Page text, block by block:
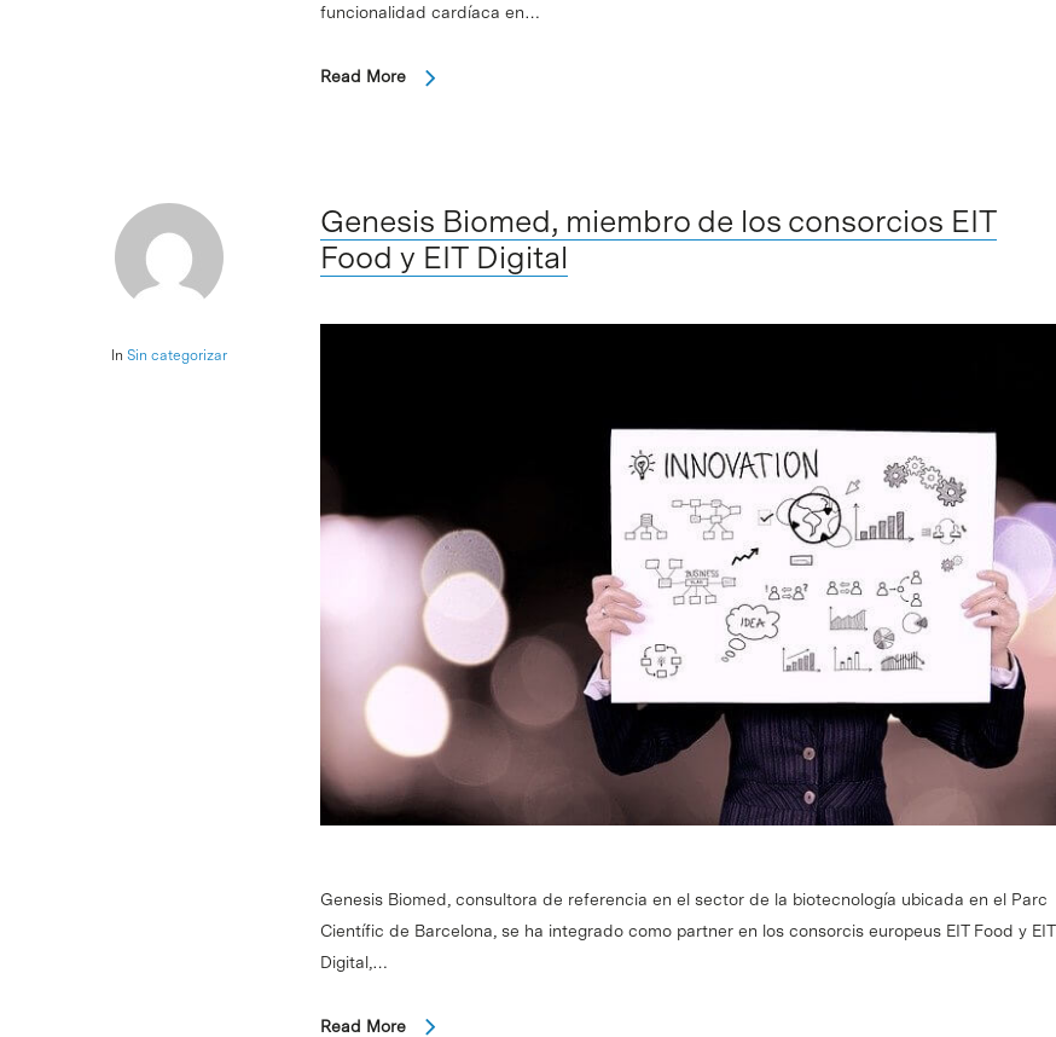
funcionalidad cardíaca en…
Read More
In Sin categorizar
Genesis Biomed, miembro de los consorcios EIT
Food y EIT Digital
Genesis Biomed, consultora de referencia en el sector de la biotecnología ubicada en el Parc
Científic de Barcelona, se ha integrado como partner en los consorcis europeus EIT Food y EIT
Digital,…
Read More